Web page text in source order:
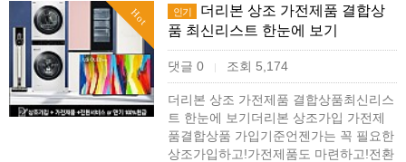
Hot 인기
더리본 상조 가전제품 결합상
품 최신리스트 한눈에 보기
댓글 0 | 조회 5,174
더리본 상조 가전제품 결합상품최신리스
트 한눈에 보기더리본 상조가입 가전제
품결합상품 가입기준언젠가는 꼭 필요한
상조가입하고!가전제품도 마련하고!전환